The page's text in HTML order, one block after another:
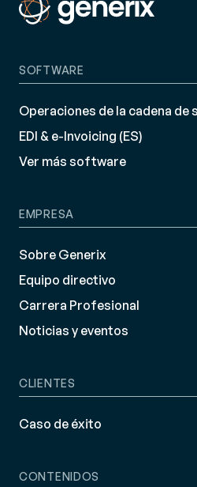
SOFTWARE
Operaciones de la cadena de
EDI & e-Invoicing (ES)
Ver más software
EMPRESA
Sobre Generix
Equipo directivo
Carrera Profesional
Noticias y eventos
CLIENTES
Caso de éxito
CONTENIDOS